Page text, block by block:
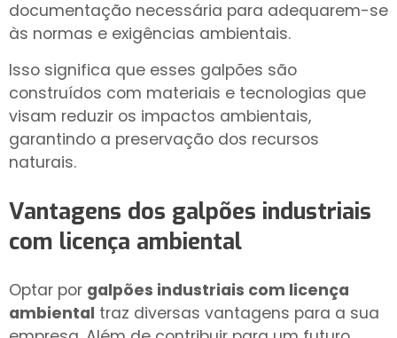
documentação necessária para adequarem-se
às normas e exigências ambientais.
Isso significa que esses galpões são
construídos com materiais e tecnologias que
visam reduzir os impactos ambientais,
garantindo a preservação dos recursos
naturais.
Vantagens dos galpões industriais
com licença ambiental
Optar por galpões industriais com licença
ambiental traz diversas vantagens para a sua